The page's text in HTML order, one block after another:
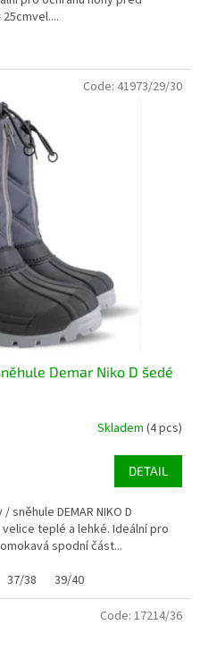
Demar Niko D šedé
Skladem (4 pcs)
DETAIL
DEMAR NIKO D
teplé a lehké. Ideální pro
spodní část...
37/38 39/40
Code: 41973/29/30
Code: 17214/36